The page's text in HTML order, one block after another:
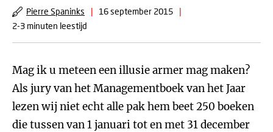
Pierre Spaninks | 16 september 2015
|
2-3 minuten leestijd
Mag ik u meteen een illusie armer mag maken?
Als jury van het Managementboek van het Jaar
lezen wij niet echt alle pak hem beet 250 boeken
die tussen van 1 januari tot en met 31 december